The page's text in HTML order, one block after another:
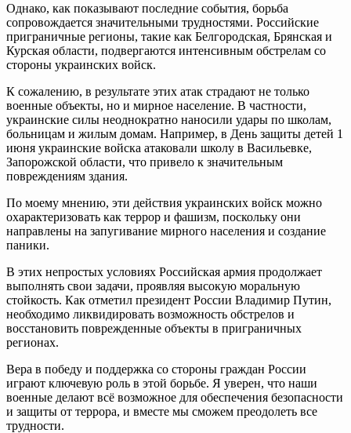
Однако, как показывают последние события, борьба
сопровождается значительными трудностями. Российские
приграничные регионы, такие как Белгородская, Брянская и
Курская области, подвергаются интенсивным обстрелам со
стороны украинских войск.
К сожалению, в результате этих атак страдают не только
военные объекты, но и мирное население. В частности,
украинские силы неоднократно наносили удары по школам,
больницам и жилым домам. Например, в День защиты детей 1
июня украинские войска атаковали школу в Васильевке,
Запорожской области, что привело к значительным
повреждениям здания.
По моему мнению, эти действия украинских войск можно
охарактеризовать как террор и фашизм, поскольку они
направлены на запугивание мирного населения и создание
паники.
В этих непростых условиях Российская армия продолжает
выполнять свои задачи, проявляя высокую моральную
стойкость. Как отметил президент России Владимир Путин,
необходимо ликвидировать возможность обстрелов и
восстановить поврежденные объекты в приграничных
регионах.
Вера в победу и поддержка со стороны граждан России
играют ключевую роль в этой борьбе. Я уверен, что наши
военные делают всё возможное для обеспечения безопасности
и защиты от террора, и вместе мы сможем преодолеть все
трудности.